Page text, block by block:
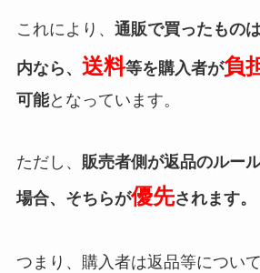
これにより、 通販で買ったもの
内なら、 送料等を購入者が負
可能となっています。
ただし、 販売者側が返品のルー
場合、そちらが優先されます。
つまり、購入者は返品等につい